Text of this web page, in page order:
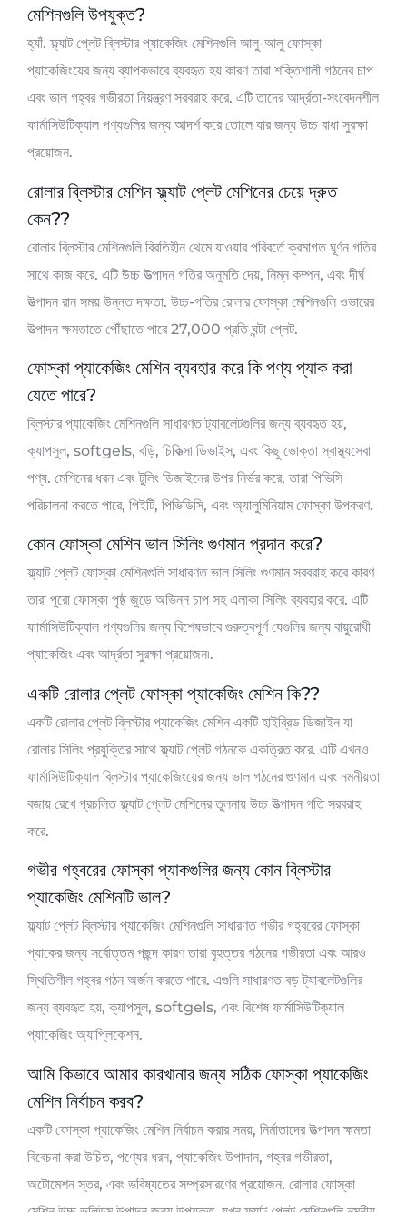
মেশিনগুলি উপযুক্ত?
হ্যাঁ. ফ্ল্যাট প্লেট ব্লিস্টার প্যাকেজিং মেশিনগুলি আলু-আলু ফোস্কা
প্যাকেজিংয়ের জন্য ব্যাপকভাবে ব্যবহৃত হয় কারণ তারা শক্তিশালী গঠনের চাপ
এবং ভাল গহ্বর গভীরতা নিয়ন্ত্রণ সরবরাহ করে. এটি তাদের আর্দ্রতা-সংবেদনশীল
ফার্মাসিউটিক্যাল পণ্যগুলির জন্য আদর্শ করে তোলে যার জন্য উচ্চ বাধা সুরক্ষা
প্রয়োজন.
রোলার ব্লিস্টার মেশিন ফ্ল্যাট প্লেট মেশিনের চেয়ে দ্রুত
কেন??
রোলার ব্লিস্টার মেশিনগুলি বিরতিহীন থেমে যাওয়ার পরিবর্তে ক্রমাগত ঘূর্ণন গতির
সাথে কাজ করে. এটি উচ্চ উত্পাদন গতির অনুমতি দেয়, নিম্ন কম্পন, এবং দীর্ঘ
উত্পাদন রান সময় উন্নত দক্ষতা. উচ্চ-গতির রোলার ফোস্কা মেশিনগুলি ওভারের
উত্পাদন ক্ষমতাতে পৌঁছাতে পারে 27,000 প্রতি ঘন্টা প্লেট.
ফোস্কা প্যাকেজিং মেশিন ব্যবহার করে কি পণ্য প্যাক করা
যেতে পারে?
ব্লিস্টার প্যাকেজিং মেশিনগুলি সাধারণত ট্যাবলেটগুলির জন্য ব্যবহৃত হয়,
ক্যাপসুল, softgels, বড়ি, চিকিত্সা ডিভাইস, এবং কিছু ভোক্তা স্বাস্থ্যসেবা
পণ্য. মেশিনের ধরন এবং টুলিং ডিজাইনের উপর নির্ভর করে, তারা পিভিসি
পরিচালনা করতে পারে, পিইটি, পিভিডিসি, এবং অ্যালুমিনিয়াম ফোস্কা উপকরণ.
কোন ফোস্কা মেশিন ভাল সিলিং গুণমান প্রদান করে?
ফ্ল্যাট প্লেট ফোস্কা মেশিনগুলি সাধারণত ভাল সিলিং গুণমান সরবরাহ করে কারণ
তারা পুরো ফোস্কা পৃষ্ঠ জুড়ে অভিন্ন চাপ সহ এলাকা সিলিং ব্যবহার করে. এটি
ফার্মাসিউটিক্যাল পণ্যগুলির জন্য বিশেষভাবে গুরুত্বপূর্ণ যেগুলির জন্য বায়ুরোধী
প্যাকেজিং এবং আর্দ্রতা সুরক্ষা প্রয়োজন৷.
একটি রোলার প্লেট ফোস্কা প্যাকেজিং মেশিন কি??
একটি রোলার প্লেট ব্লিস্টার প্যাকেজিং মেশিন একটি হাইব্রিড ডিজাইন যা
রোলার সিলিং প্রযুক্তির সাথে ফ্ল্যাট প্লেট গঠনকে একত্রিত করে. এটি এখনও
ফার্মাসিউটিক্যাল ব্লিস্টার প্যাকেজিংয়ের জন্য ভাল গঠনের গুণমান এবং নমনীয়তা
বজায় রেখে প্রচলিত ফ্ল্যাট প্লেট মেশিনের তুলনায় উচ্চ উত্পাদন গতি সরবরাহ
করে.
গভীর গহ্বরের ফোস্কা প্যাকগুলির জন্য কোন ব্লিস্টার
প্যাকেজিং মেশিনটি ভাল?
ফ্ল্যাট প্লেট ব্লিস্টার প্যাকেজিং মেশিনগুলি সাধারণত গভীর গহ্বরের ফোস্কা
প্যাকের জন্য সর্বোত্তম পছন্দ কারণ তারা বৃহত্তর গঠনের গভীরতা এবং আরও
স্থিতিশীল গহ্বর গঠন অর্জন করতে পারে. এগুলি সাধারণত বড় ট্যাবলেটগুলির
জন্য ব্যবহৃত হয়, ক্যাপসুল, softgels, এবং বিশেষ ফার্মাসিউটিক্যাল
প্যাকেজিং অ্যাপ্লিকেশন.
আমি কিভাবে আমার কারখানার জন্য সঠিক ফোস্কা প্যাকেজিং
মেশিন নির্বাচন করব?
একটি ফোস্কা প্যাকেজিং মেশিন নির্বাচন করার সময়, নির্মাতাদের উত্পাদন ক্ষমতা
বিবেচনা করা উচিত, পণ্যের ধরন, প্যাকেজিং উপাদান, গহ্বর গভীরতা,
অটোমেশন স্তর, এবং ভবিষ্যতের সম্প্রসারণের প্রয়োজন. রোলার ফোস্কা